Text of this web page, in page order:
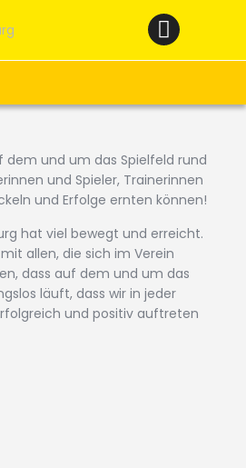
dem und um das Spielfeld rund
und Spieler, Trainerinnen
und Erfolge ernten können!
hat viel bewegt und erreicht.
allen, die sich im Verein
dass auf dem und um das
läuft, dass wir in jeder
und positiv auftreten